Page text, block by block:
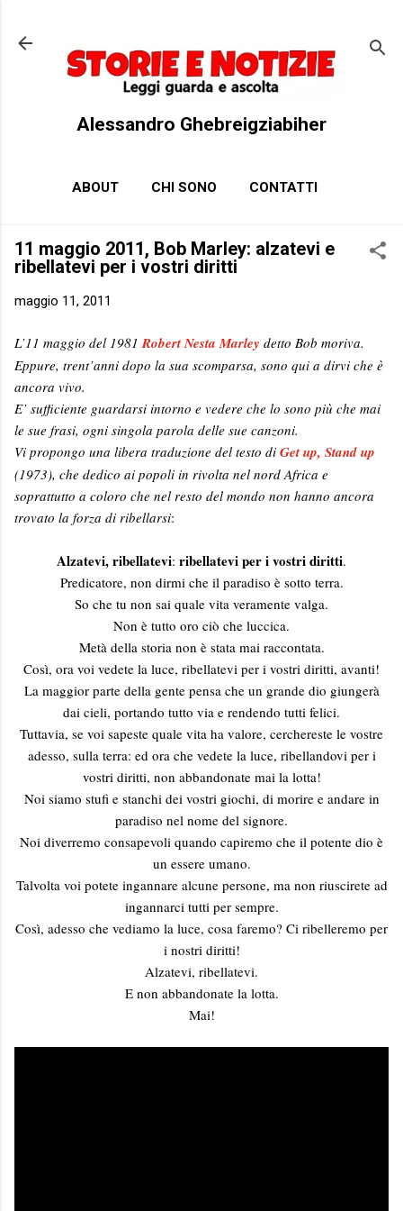
Alessandro Ghebreigziabiher
ABOUT CHI SONO CONTATTI
11 maggio 2011, Bob Marley: alzatevi e
ribellatevi per i vostri diritti
maggio 11, 2011
L’11 maggio del 1981Robert Nesta Marley detto Bob moriva.
Eppure, trent’anni dopo la sua scomparsa, sono qui a dirvi che è
ancora vivo.
E’ sufficiente guardarsi intorno e vedere che lo sono più che mai
le sue frasi, ogni singola parola delle sue canzoni.
Vi propongo una libera traduzione del testo di Get up, Stand up
(1973), che dedico ai popoli in rivolta nel nord Africa e
soprattutto a coloro che nel resto del mondo non hanno ancora
trovato la forza di ribellarsi:
Alzatevi, ribellatevi: ribellatevi per i vostri diritti.
Predicatore, non dirmi che il paradiso è sotto terra.
So che tu non sai quale vita veramente valga.
Non è tutto oro ciò che luccica.
Metà della storia non è stata mai raccontata.
Così, ora voi vedete la luce, ribellatevi per i vostri diritti, avanti!
La maggior parte della gente pensa che un grande dio giungerà
dai cieli, portando tutto via e rendendo tutti felici.
Tuttavia, se voi sapeste quale vita ha valore, cerchereste le vostre
adesso, sulla terra: ed ora che vedete la luce, ribellandovi per i
vostri diritti, non abbandonate mai la lotta!
Noi siamo stufi e stanchi dei vostri giochi, di morire e andare in
paradiso nel nome del signore.
Noi diverremo consapevoli quando capiremo che il potente dio è
un essere umano.
Talvolta voi potete ingannare alcune persone, ma non riuscirete ad
ingannarci tutti per sempre.
Così, adesso che vediamo la luce, cosa faremo? Ci ribelleremo per
i nostri diritti!
Alzatevi, ribellatevi.
E non abbandonate la lotta.
Mai!